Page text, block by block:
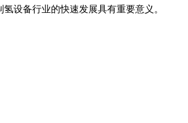
设备行业的快速发展具有重要意义。